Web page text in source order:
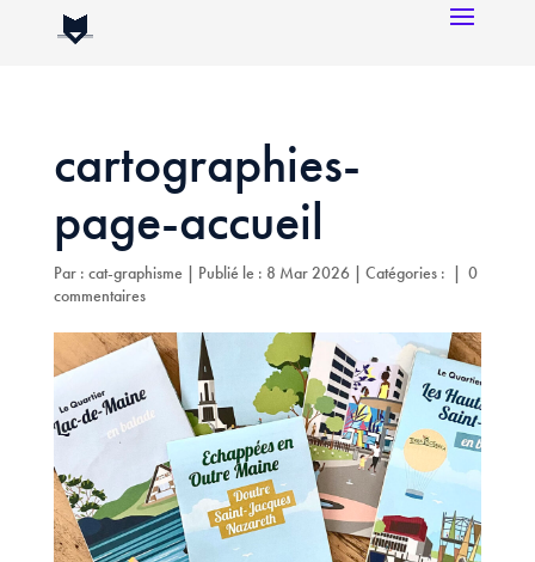
cartographies-
page-accueil
Par : cat-graphisme | Publié le : 8 Mar 2026 | Catégories : | 0
commentaires